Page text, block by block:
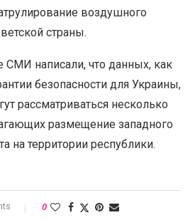
воздушного
страны.
СМИ написали, что данных, как
безопасности для Украины,
рассматриваться несколько
размещение западного
на территории республики.
0